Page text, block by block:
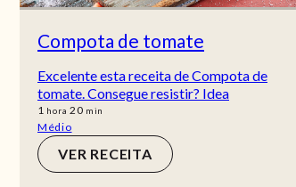
Compota de tomate
Excelente esta receita de Compota de
tomate. Consegue resistir? Idea
1 hora
hora 20min
min
Médio
VER RECEITA